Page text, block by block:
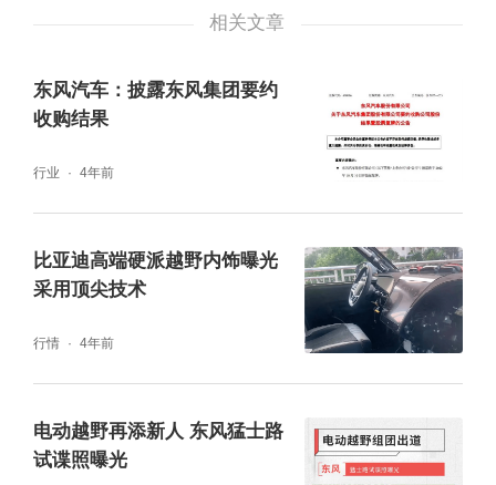
息，我们从相关渠道了解到，它的长度将会在
相关文章
东风汽车：披露东风集团要约
收购结果
行业 4年前
比亚迪高端硬派越野内饰曝光
采用顶尖技术
行情 4年前
电动越野再添新人 东风猛士路
试谍照曝光